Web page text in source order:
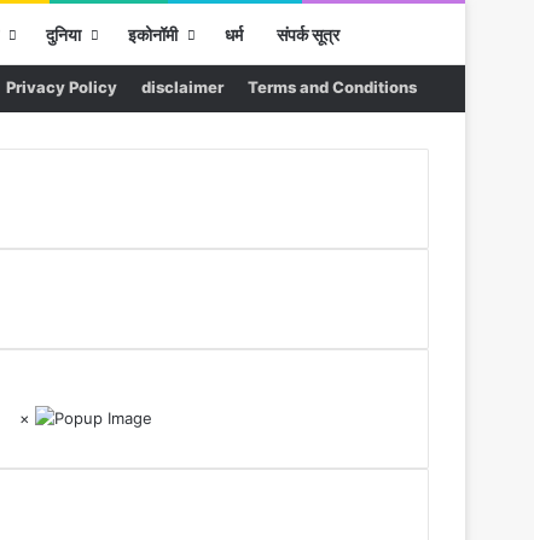
दुनिया इकोनॉमी धर्म संपर्क सूत्र
Privacy Policy disclaimer Terms and Conditions
×